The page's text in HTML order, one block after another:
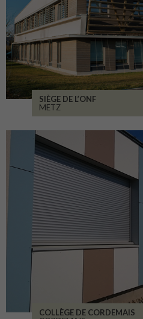
SIÈGE DE L’ONF
METZ
COLLÈGE DE CORDEMAIS